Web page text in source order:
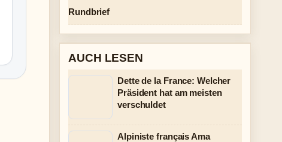
Rundbrief
AUCH LESEN
Dette de la France: Welcher
Präsident hat am meisten
verschuldet
Alpiniste français Ama